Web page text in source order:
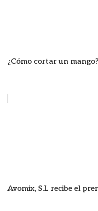
¿Cómo cortar un mango?
Avomix, S.L recibe el